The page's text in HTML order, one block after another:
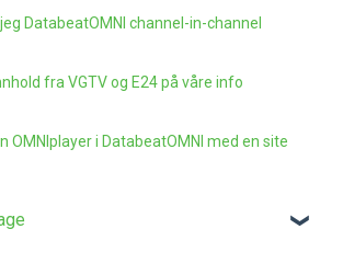
DatabeatOMNI channel-in-channel
fra VGTV og E24 på våre info
OMNIplayer i DatabeatOMNI med en site